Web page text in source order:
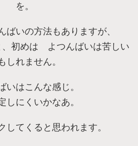
を。
ばいの方法もありますが、
、初めは よつんばいは苦しい
しれません。
いはこんな感じ。
しにくいかなあ。
してくると思われます。